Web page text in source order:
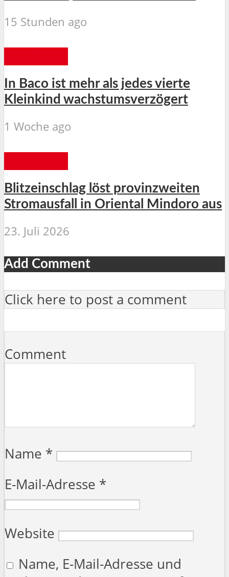
15 Stunden ago
In Baco ist mehr als jedes vierte
Kleinkind wachstumsverzögert
1 Woche ago
Blitzeinschlag löst provinzweiten
Stromausfall in Oriental Mindoro aus
23. Juli 2026
Add Comment
Click here to post a comment
Comment
Name *
E-Mail-Adresse *
Website
Name, E-Mail-Adresse und